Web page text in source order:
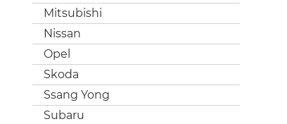
Mitsubishi
Nissan
Opel
Skoda
Ssang Yong
Subaru